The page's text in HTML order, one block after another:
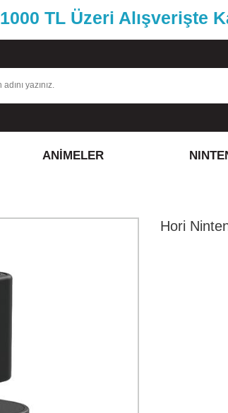
1000 TL Üzeri Alışverişte
ANİMELER
Hori